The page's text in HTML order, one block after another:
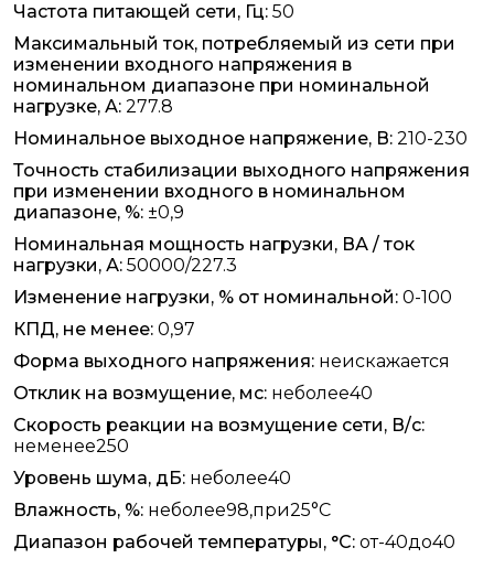
Частота питающей сети, Гц: 50
Максимальный ток, потребляемый из сети при
изменении входного напряжения в
номинальном диапазоне при номинальной
нагрузке, А: 277.8
Номинальное выходное напряжение, В: 210-230
Точность стабилизации выходного напряжения
при изменении входного в номинальном
диапазоне, %: ±0,9
Номинальная мощность нагрузки, ВА / ток
нагрузки, А: 50000/227.3
Изменение нагрузки, % от номинальной: 0-100
КПД, не менее: 0,97
Форма выходного напряжения: неискажается
Отклик на возмущение, мс: неболее40
Скорость реакции на возмущение сети, В/с:
неменее250
Уровень шума, дБ: неболее40
Влажность, %: неболее98,при25°С
Диапазон рабочей температуры, °С: от-40до40